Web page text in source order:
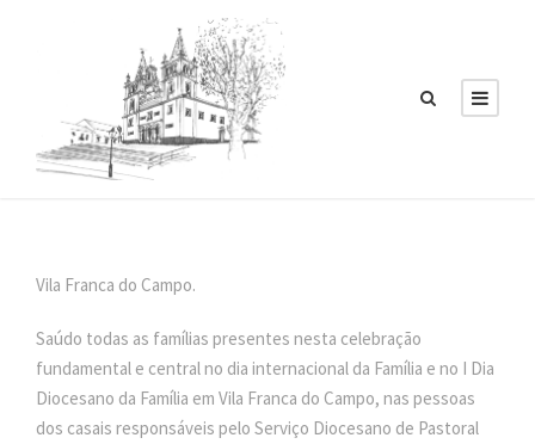
Vila Franca do Campo.
Saúdo todas as famílias presentes nesta celebração
fundamental e central no dia internacional da Família e no I Dia
Diocesano da Família em Vila Franca do Campo, nas pessoas
dos casais responsáveis pelo Serviço Diocesano de Pastoral